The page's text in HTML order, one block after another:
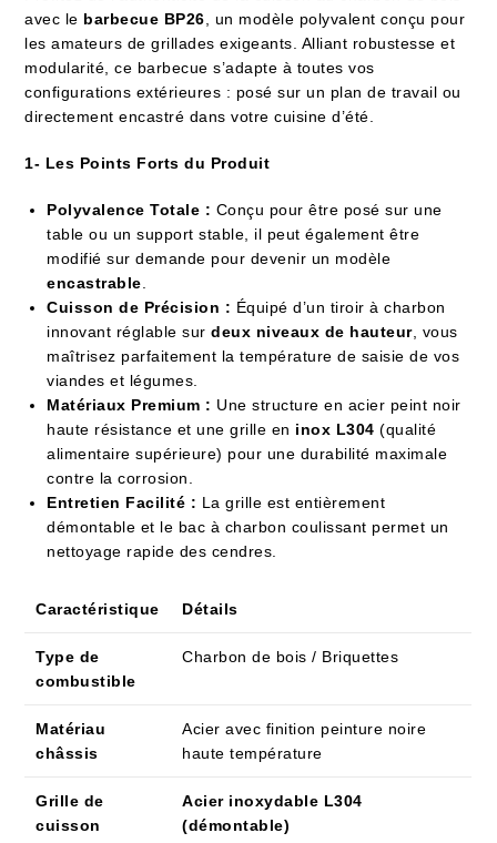
avec le barbecue BP26 , un modèle polyvalent conçu pour
les amateurs de grillades exigeants. Alliant robustesse et
modularité, ce barbecue s’adapte à toutes vos
configurations extérieures : posé sur un plan de travail ou
directement encastré dans votre cuisine d’été.
1- Les Points Forts du Produit
Polyvalence Totale : Conçu pour être posé sur une
table ou un support stable, il peut également être
modifié sur demande pour devenir un modèle
encastrable
Cuisson de Précision : Équipé d’un tiroir à charbon
innovant réglable surdeux niveaux de hauteur, vous
maîtrisez parfaitement la température de saisie de vos
viandes et légumes.
Matériaux Premium : Une structure en acier peint noir
haute résistance et une grille en inox L304 (qualité
alimentaire supérieure) pour une durabilité maximale
contre la corrosion.
Entretien Facilité : La grille est entièrement
démontable et le bac à charbon coulissant permet un
nettoyage rapide des cendres.
Caractéristique Détails
Type de
combustible
Charbon de bois / Briquettes
Matériau
châssis
Acier avec finition peinture noire
haute température
Grille de
cuisson
Acier inoxydable L304
(démontable)